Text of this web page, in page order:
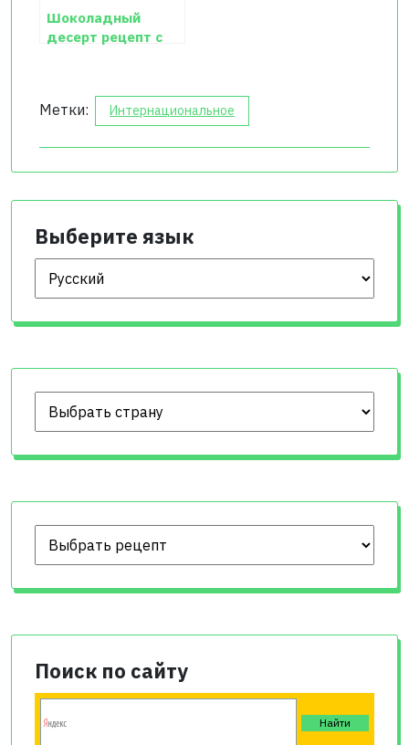
Шоколадный
десерт рецепт с
Метки: Интернациональное
Выберите язык
Выберите язык
Поиск по сайту